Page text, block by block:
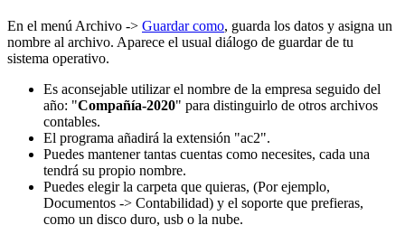
En el menú Archivo -> Guardar como, guarda los datos y asigna un
nombre al archivo. Aparece el usual diálogo de guardar de tu
sistema operativo.
Es aconsejable utilizar el nombre de la empresa seguido del
año: "Compañía-2020" para distinguirlo de otros archivos
contables.
El programa añadirá la extensión "ac2".
Puedes mantener tantas cuentas como necesites, cada una
tendrá su propio nombre.
Puedes elegir la carpeta que quieras, (Por ejemplo,
Documentos -> Contabilidad) y el soporte que prefieras,
como un disco duro, usb o la nube.